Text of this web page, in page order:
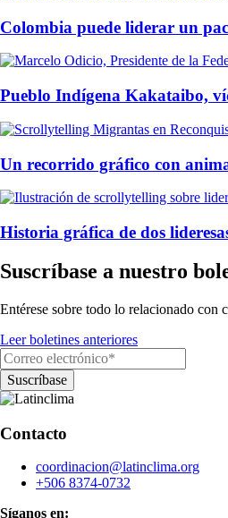
Colombia puede liderar un
Pueblo Indígena Kakataibo,
Un recorrido gráfico con
Historia gráfica de dos
Suscríbase a nuestro
Entérese sobre todo lo relacionado
Leer boletines anteriores
Contacto
coordinacion@latinclima.org
+506 8374-0732
Síganos en: